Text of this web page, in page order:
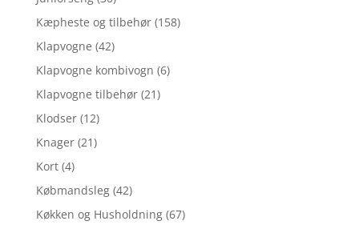
Kæpheste og tilbehør (158)
Klapvogne (42)
Klapvogne kombivogn (6)
Klapvogne tilbehør (21)
Klodser (12)
Knager (21)
Kort (4)
Købmandsleg (42)
Køkken og Husholdning (67)